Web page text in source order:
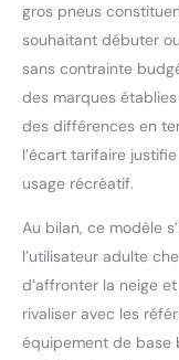
gros pneus
souhaitant débuter
sans contrainte
des marques
des différences en
l’écart tarifaire
usage récréatif.
Au bilan, ce modèle
l’utilisateur adulte
d’affronter la neige
rivaliser avec les
équipement de base